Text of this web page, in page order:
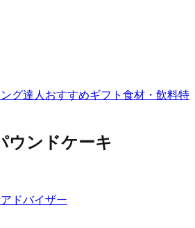
グ達人おすすめギフト 食材・飲料特
ウンドケーキ
ドバイザー